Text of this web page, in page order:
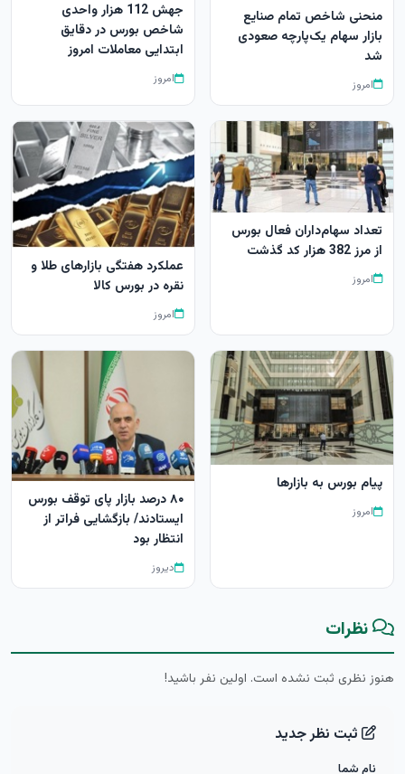
منحنی شاخص تمام صنایع
بازار سهام یک‌پارچه صعودی
شد
امروز
جهش 112 هزار واحدی
شاخص بورس در دقایق
ابتدایی معاملات امروز
امروز
تعداد سهام‌داران فعال بورس
از مرز 382 هزار کد گذشت
امروز
عملکرد هفتگی بازارهای طلا و
نقره در بورس کالا
امروز
پیام بورس به بازارها
امروز
۸۰ درصد بازار پای توقف بورس
ایستادند/ بازگشایی فراتر از
انتظار بود
دیروز
نظرات
هنوز نظری ثبت نشده است. اولین نفر باشید!
ثبت نظر جدید
نام شما